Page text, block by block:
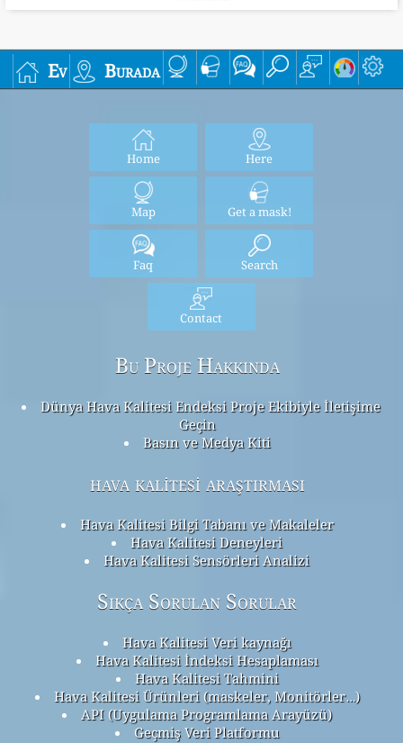
Ev Burada
Home Here
Map Get a mask!
Faq Search
Contact
Bu Proje Hakkında
Dünya Hava Kalitesi Endeksi Proje Ekibiyle İletişime
Geçin
Basın ve Medya Kiti
hava kalitesi araştırması
Hava Kalitesi Bilgi Tabanı ve Makaleler
Hava Kalitesi Deneyleri
Hava Kalitesi Sensörleri Analizi
Sıkça Sorulan Sorular
Hava Kalitesi Veri kaynağı
Hava Kalitesi İndeksi Hesaplaması
Hava Kalitesi Tahmini
Hava Kalitesi Ürünleri (maskeler, Monitörler…)
API (Uygulama Programlama Arayüzü)
Geçmiş Veri Platformu